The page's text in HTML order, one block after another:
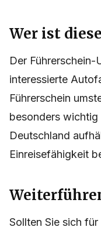
Wer ist
Der
interessierte
Führerschein
besonders wichtig
Deutschland
Einreisefähigkeit
Sollten Sie sich